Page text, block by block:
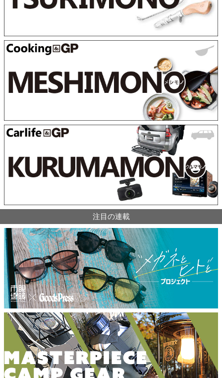
注目の連載